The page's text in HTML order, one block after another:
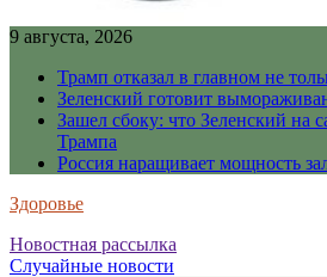
9 августа, 2026
Трамп отказал в главном не
Зеленский готовит
Зашел сбоку: что Зеленский на
Трампа
Россия наращивает мощность
Здоровье
Новостная рассылка
Случайные новости